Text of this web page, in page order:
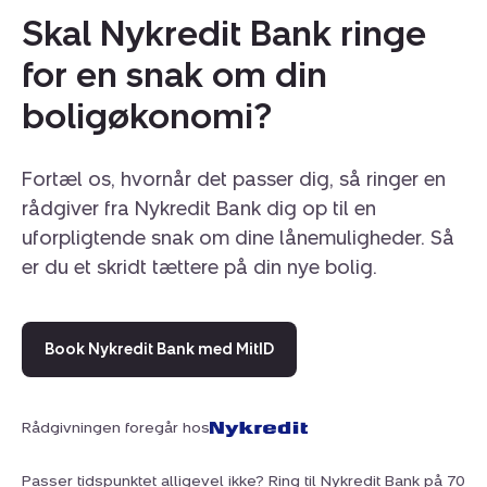
beliggende i denne løbende vedligeholdte
murstensejendom opført år 1934. Her er der bl.a.
indenfor de senere år afsluttet renoveringsprojekter
såsom: Udskiftning af tegltag, facaderenovering på ind-
altanprojekt. Ejerforeningen råder over et solrigt og
grønt gårdmiljø, tørreloft, samt opbevaring af cykel i
kælderareal.
OMRÅDET:
førstegangskøberen eller det unge par, der søger en
lejlighed beliggende på en god placering, hvor man
indenfor kort afstand både har Brønshøj og Vanløse
Degnemosen og Bellahøjparken, samt en kortere
Skal Nykredit Bank ringe
for en snak om din
boligøkonomi?
Fortæl os, hvornår det passer dig, så ringer en
rådgiver fra Nykredit Bank dig op til en
uforpligtende snak om dine lånemuligheder. Så
er du et skridt tættere på din nye bolig.
Book Nykredit Bank med MitID
Rådgivningen foregår hos
Passer tidspunktet alligevel ikke? Ring til Nykredit Bank på 70